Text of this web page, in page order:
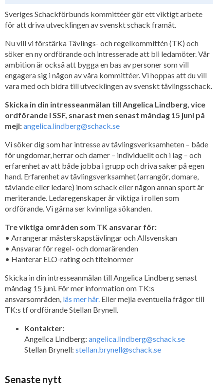
Sveriges Schackförbunds kommittéer gör ett viktigt arbete
för att driva utvecklingen av svenskt schack framåt.
Nu vill vi förstärka Tävlings- och regelkommittén (TK) och
söker en ny ordförande och intresserade att bli ledamöter. Vår
ambition är också att bygga en bas av personer som vill
engagera sig i någon av våra kommittéer. Vi hoppas att du vill
vara med och bidra till utvecklingen av svenskt tävlingsschack.
Skicka in din intresseanmälan till Angelica Lindberg, vice
ordförande i SSF, snarast men senast måndag 15 juni på
mejl:angelica.lindberg@schack.se
Vi söker dig som har intresse av tävlingsverksamheten – både
för ungdomar, herrar och damer – individuellt och i lag – och
erfarenhet av att både jobba i grupp och driva saker på egen
hand. Erfarenhet av tävlingsverksamhet (arrangör, domare,
tävlande eller ledare) inom schack eller någon annan sport är
meriterande. Ledaregenskaper är viktiga i rollen som
ordförande. Vi gärna ser kvinnliga sökanden.
Tre viktiga områden som TK ansvarar för:
• Arrangerar mästerskapstävlingar och Allsvenskan
• Ansvarar för regel- och domarärenden
• Hanterar ELO-rating och titelnormer
Skicka in din intresseanmälan till Angelica Lindberg senast
måndag 15 juni. För mer information om TK:s
ansvarsområden, läs mer här. Eller mejla eventuella frågor till
TK:s tf ordförande Stellan Brynell.
Kontakter:
Angelica Lindberg: angelica.lindberg@schack.se
Stellan Brynell: stellan.brynell@schack.se
Senaste nytt